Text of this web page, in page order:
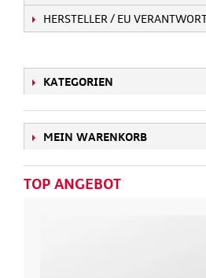
HERSTELLER / EU
KATEGORIEN
MEIN WARENKORB
TOP ANGEBOT